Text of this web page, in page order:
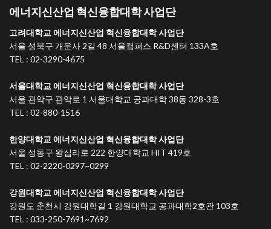
에너지신산업 혁신융합대학 사업단
고려대학교 에너지신산업 혁신융합대학 사업단
서울 성북구 개운사 2길 48 서울캠퍼스 R&D센터 133A호
TEL : 02-3290-4675
서울대학교 에너지신산업 혁신융합대학 사업단
서울 관악구 관악로 1 서울대학교 공과대학 38동 328-3호
TEL : 02-880-1516
한양대학교 에너지신산업 혁신융합대학 사업단
서울 성동구 왕십리로 222 한양대학교 HIT 419호
TEL : 02-2220-0297~0299
강원대학교 에너지신산업 혁신융합대학 사업단
강원도 춘천시 강원대학길 1 강원대학교 공과대학2호관 103호
TEL : 033-250-7691~7692